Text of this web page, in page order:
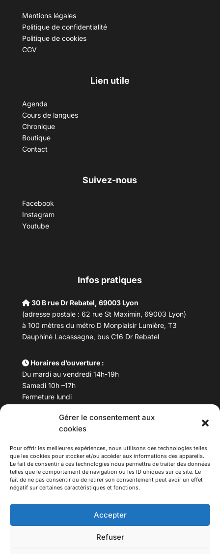
Gérer le consentement aux
cookies
Pour offrir les meilleures expériences, nous utilisons des technologies telles
que les cookies pour stocker et/ou accéder aux informations des appareils.
Le fait de consentir à ces technologies nous permettra de traiter des données
telles que le comportement de navigation ou les ID uniques sur ce site. Le
fait de ne pas consentir ou de retirer son consentement peut avoir un effet
négatif sur certaines caractéristiques et fonctions.
Accepter
Refuser
Mentions légales
Politique de confidentialité
Politique de cookies
CGV
Lien utile
Agenda
Cours de langues
Chronique
Boutique
Contact
Suivez-nous
Facebook
Instagram
Youtube
Infos pratiques
30 B rue Dr Rebatel, 69003 Lyon
(adresse postale : 62 rue St Maximin, 69003 Lyon)
à 100 mètres du métro D Monplaisir Lumière, T3
Dauphiné Lacassagne, bus C16 Dr Rebatel
Horaires d’ouverture :
Du mardi au vendredi 14h-19h
Samedi 10h –17h
Fermeture lundi
Téléphone : 04 78 53 06 40
maisondesculturesasiatiques@asiexpo.com